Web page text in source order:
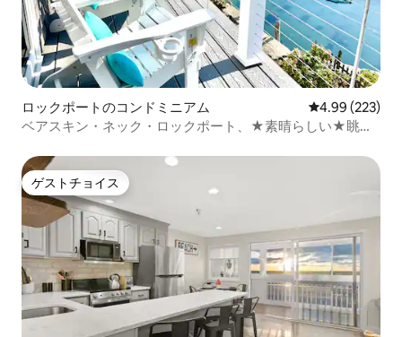
ロックポートのコンドミニアム レビュー223
4.99 (223)
ベアスキン・ネック・ロックポート、★素晴らしい★眺
ゲストチョイス
ゲストチョイス